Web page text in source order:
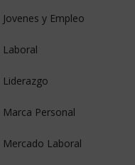
Jovenes y Empleo
Laboral
Liderazgo
Marca Personal
Mercado Laboral